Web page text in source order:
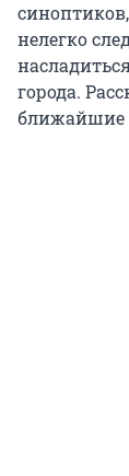
нелегко
города.
ближайшие